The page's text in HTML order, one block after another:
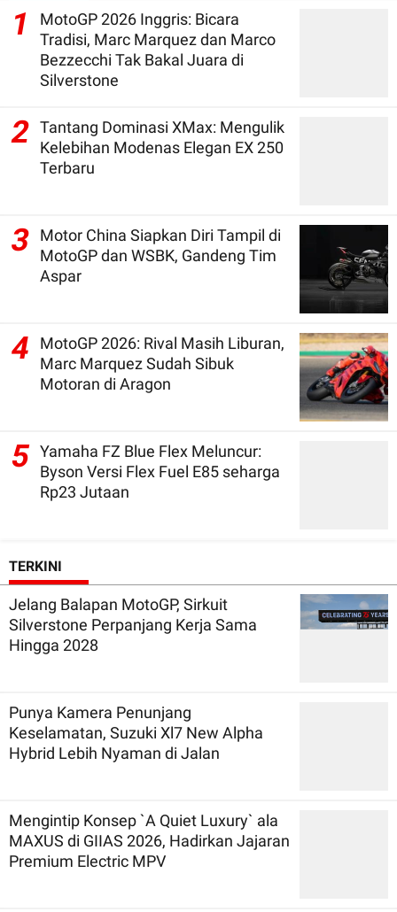
1
MotoGP 2026 Inggris: Bicara
Tradisi, Marc Marquez dan Marco
Bezzecchi Tak Bakal Juara di
Silverstone
2 Tantang Dominasi XMax: Mengulik
Kelebihan Modenas Elegan EX 250
Terbaru
3
Motor China Siapkan Diri Tampil di
MotoGP dan WSBK, Gandeng Tim
Aspar
4
MotoGP 2026: Rival Masih Liburan,
Marc Marquez Sudah Sibuk
Motoran di Aragon
5 Yamaha FZ Blue Flex Meluncur:
Byson Versi Flex Fuel E85 seharga
Rp23 Jutaan
TERKINI
Jelang Balapan MotoGP, Sirkuit
Silverstone Perpanjang Kerja Sama
Hingga 2028
Punya Kamera Penunjang
Keselamatan, Suzuki Xl7 New Alpha
Hybrid Lebih Nyaman di Jalan
Mengintip Konsep `A Quiet Luxury` ala
MAXUS di GIIAS 2026, Hadirkan Jajaran
Premium Electric MPV